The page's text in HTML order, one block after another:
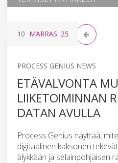
10 MARRAS '25
PROCESS GENIUS NEWS
ETÄVALVONTA
LIIKETOIMINNAN
DATAN AVULLA
Process Genius näyttää,
digitaalinen kaksonen
älykkään ja selainpohjaisen